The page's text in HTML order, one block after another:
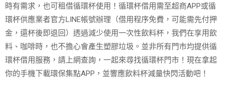
時有需求，也可租借循環杯使用！循環杯借用需至超商APP或循
環杯供應業者官方LINE帳號辦理（借用程序免費，可能需先付押
金，還杯後即退回）透過減少使用一次性飲料杯，我們在享用飲
料、咖啡時，也不擔心會產生塑膠垃圾。並非所有門市均提供循
環杯借用服務，請上網查詢，一起來尋找循環杯門市！現在拿起
你的手機下載環保集點APP，並響應飲料杯減量快閃活動吧！